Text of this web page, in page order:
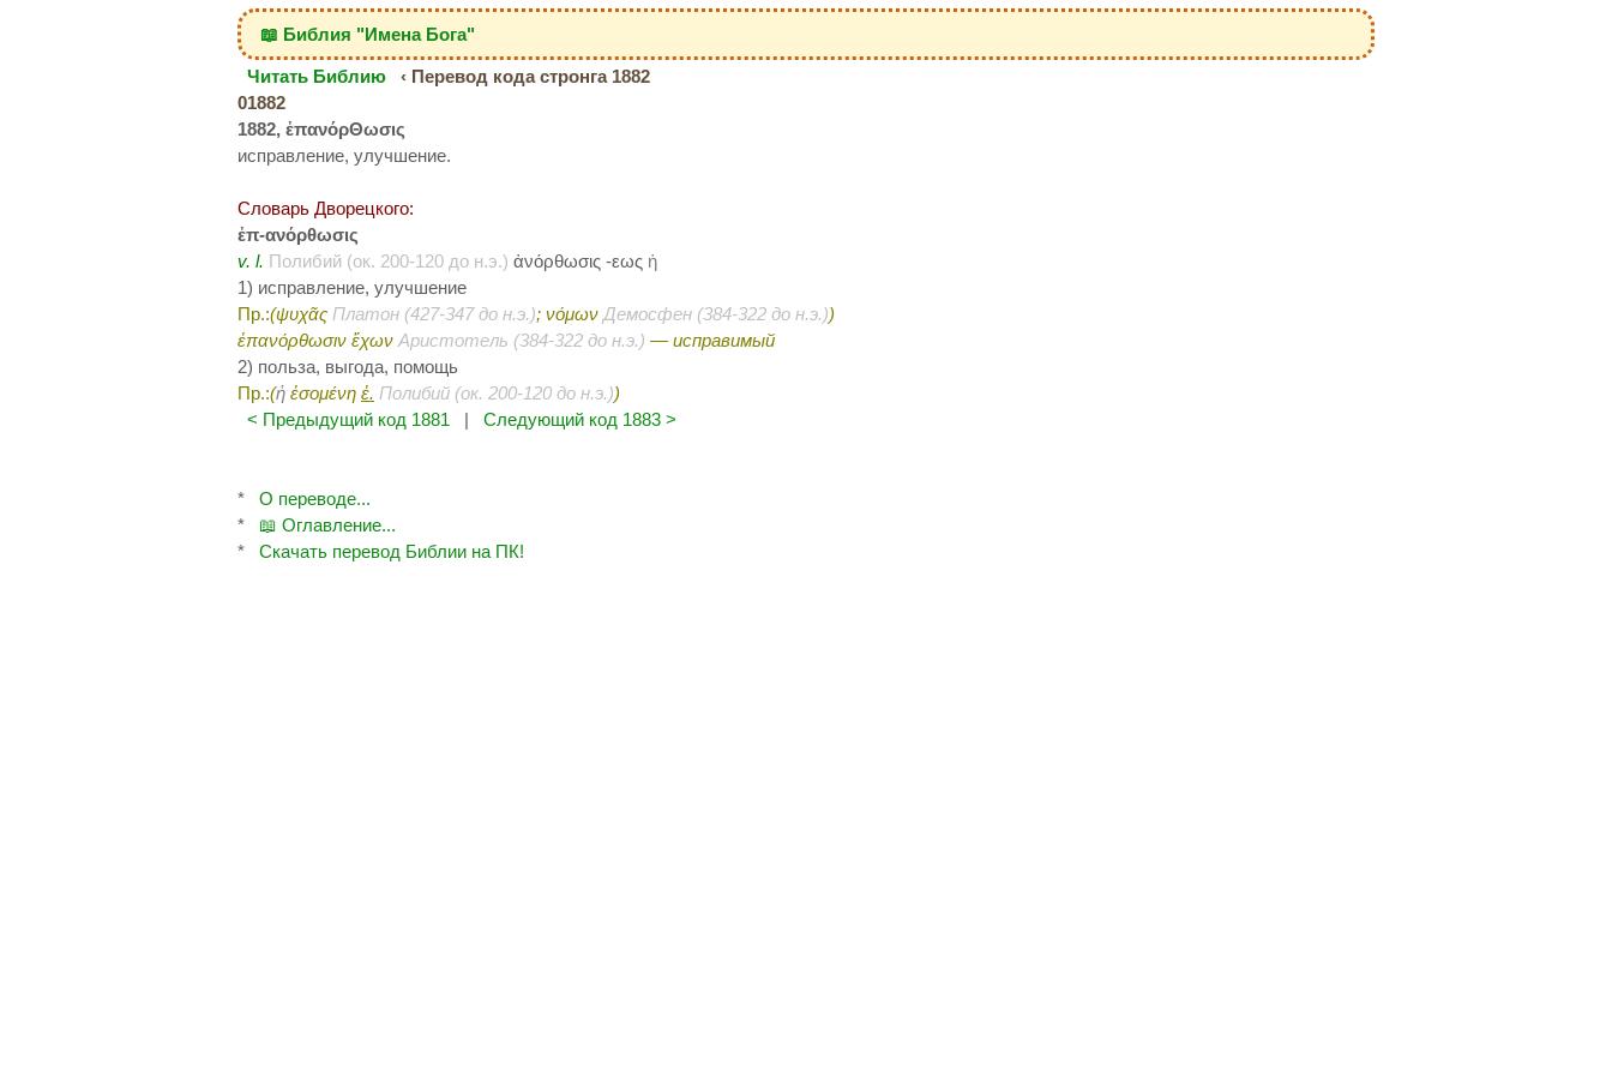
📖 Библия "Имена Бога"
Читать Библию
‹ Перевод кода стронга 1882
01882
1882, ἐπανόρΘωσις
исправление, улучшение.
Словарь Дворецкого:
ἐπ-ανόρθωσις
v. l. Полибий (ок. 200-120 до н.э.) ἀνόρθωσις -εως ἡ
1) исправление, улучшение
Пр.:(ψυχᾶς Платон (427-347 до н.э.); νόμων Демосфен (384-322 до н.э.))
ἐπανόρθωσιν ἔχων Аристотель (384-322 до н.э.) — исправимый
2) польза, выгода, помощь
Пр.:(ἡ ἐσομένη ἐ. Полибий (ок. 200-120 до н.э.))
< Предыдущий код 1881
| Следующий код 1883 >
*
О переводе...
*
📖 Оглавление...
*
Скачать перевод Библии на ПК!